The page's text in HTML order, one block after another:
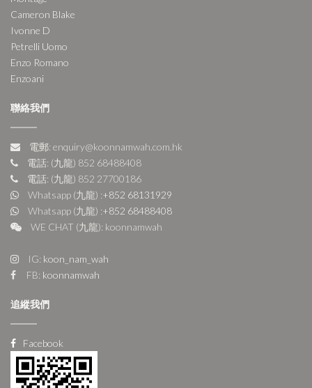
Cameron Blake
Ivonne D
Petrelli Uomo
Enzo Romano
Enzoani
聯絡我們
電郵: enquiry@koonnamwah.com.hk
電話: (九龍) 852 68488408
電話: (九龍) 852 27700186
Whatsapp (九龍) :+852 68131929
Whatsapp (九龍) :+852 68488408
WE CHAT (九龍): koonnamwah
IG: koon_nam_wah
FB: koonnamwah
追縱我們
Facebook